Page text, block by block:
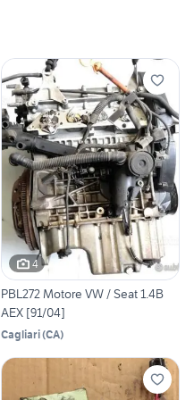
4
PBL272 Motore VW / Seat 1.4B
AEX [91/04]
Cagliari(CA)